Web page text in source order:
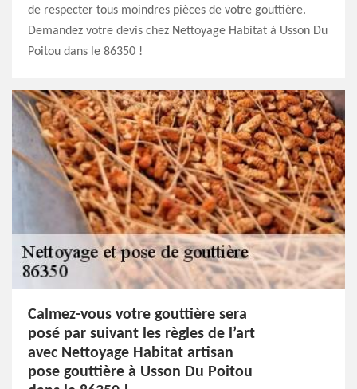
de respecter tous moindres pièces de votre gouttière.
Demandez votre devis chez Nettoyage Habitat à Usson Du
Poitou dans le 86350 !
Calmez-vous votre gouttière sera
posé par suivant les règles de l’art
avec Nettoyage Habitat artisan
pose gouttière à Usson Du Poitou